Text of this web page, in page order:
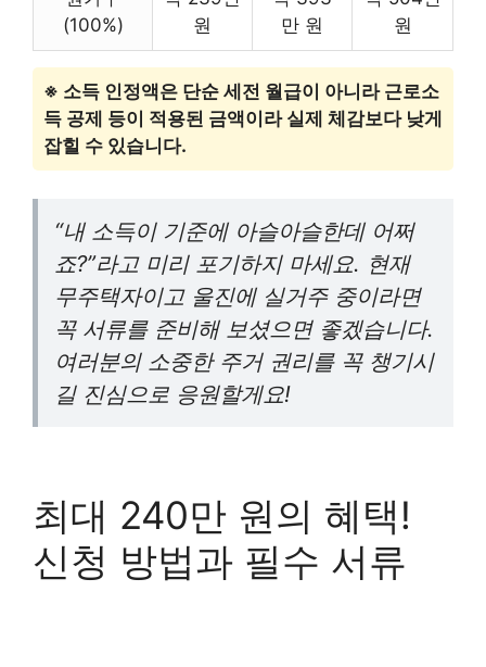
(100%)
원
만 원
원
※ 소득 인정액은 단순 세전 월급이 아니라 근로소
득 공제 등이 적용된 금액이라 실제 체감보다 낮게
잡힐 수 있습니다.
“내 소득이 기준에 아슬아슬한데 어쩌
죠?”라고 미리 포기하지 마세요. 현재
무주택자이고 울진에 실거주 중이라면
꼭 서류를 준비해 보셨으면 좋겠습니다.
여러분의 소중한 주거 권리를 꼭 챙기시
길 진심으로 응원할게요!
최대 240만 원의 혜택!
신청 방법과 필수 서류